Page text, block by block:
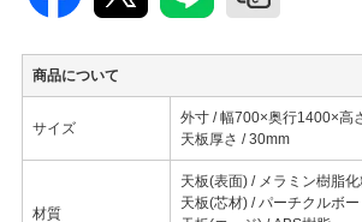
商品について
サイズ
外寸 / 幅700×奥行1400×高
天板厚さ / 30mm
材質
天板(表面) / メラミン樹脂化
天板(芯材) / パーチクルボー